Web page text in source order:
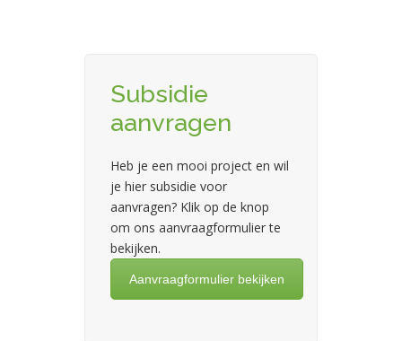
Subsidie
aanvragen
Heb je een mooi project en wil
je hier subsidie voor
aanvragen? Klik op de knop
om ons aanvraagformulier te
bekijken.
Aanvraagformulier bekijken